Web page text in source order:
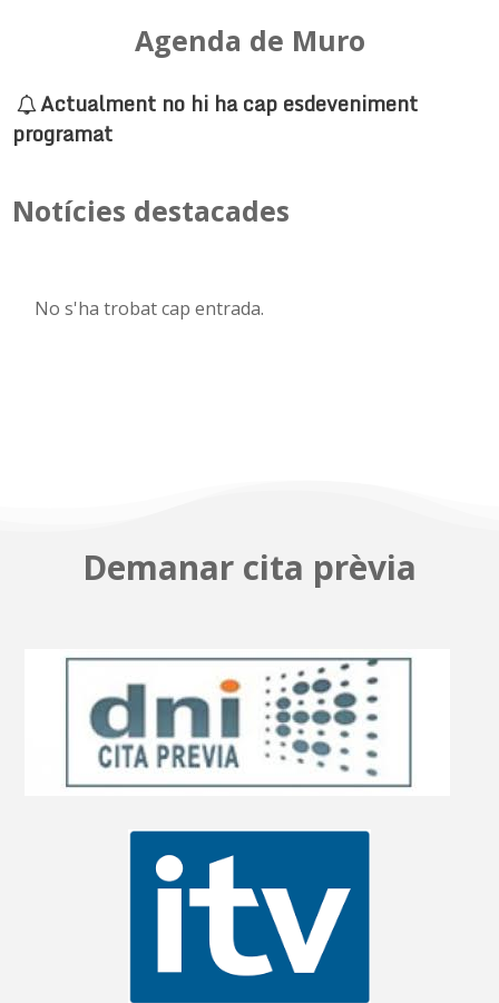
Agenda de Muro
Actualment no hi ha cap esdeveniment
programat
Notícies destacades
No s'ha trobat cap entrada.
Demanar cita prèvia